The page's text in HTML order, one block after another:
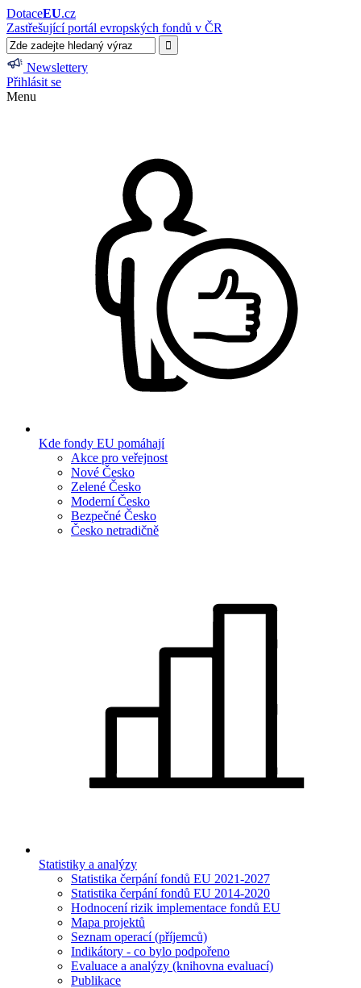
DotaceEU.cz
Zastřešující portál evropských fondů v ČR
Newslettery
Přihlásit se
Menu
Kde fondy EU pomáhají
Akce pro veřejnost
Nové Česko
Zelené Česko
Moderní Česko
Bezpečné Česko
Česko netradičně
Statistiky a analýzy
Statistika čerpání fondů EU 2021-2027
Statistika čerpání fondů EU 2014-2020
Hodnocení rizik implementace fondů EU
Mapa projektů
Seznam operací (příjemců)
Indikátory - co bylo podpořeno
Evaluace a analýzy (knihovna evaluací)
Publikace